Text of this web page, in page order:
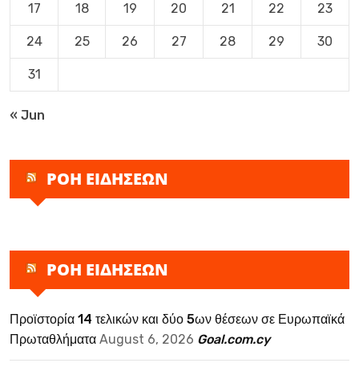
17 18 19 20 21 22 23
24 25 26 27 28 29 30
31
« Jun
ΡΟΗ ΕΙΔΗΣΕΩΝ
ΡΟΗ ΕΙΔΗΣΕΩΝ
Προϊστορία 14 τελικών και δύο 5ων θέσεων σε Ευρωπαϊκά
Πρωταθλήματα August 6, 2026 Goal.com.cy